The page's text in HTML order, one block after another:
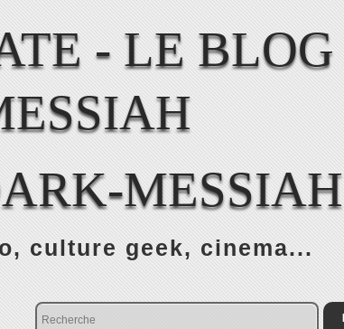
MESSIAH
culture geek, cinema...